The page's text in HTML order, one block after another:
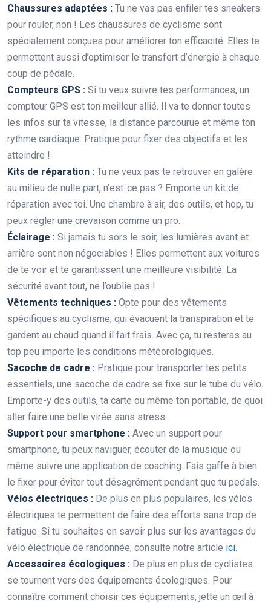
Chaussures adaptées : Tu ne vas pas enfiler tes sneakers
pour rouler, non ! Les chaussures de cyclisme sont
spécialement conçues pour améliorer ton efficacité. Elles te
permettent aussi d’optimiser le transfert d’énergie à chaque
coup de pédale.
Compteurs GPS : Si tu veux suivre tes performances, un
compteur GPS est ton meilleur allié. Il va te donner toutes
les infos sur ta vitesse, la distance parcourue et même ton
rythme cardiaque. Pratique pour fixer des objectifs et les
atteindre !
Kits de réparation : Tu ne veux pas te retrouver en galère
au milieu de nulle part, n’est-ce pas ? Emporte un kit de
réparation avec toi. Une chambre à air, des outils, et hop, tu
peux régler une crevaison comme un pro.
Éclairage : Si jamais tu sors le soir, les lumières avant et
arrière sont non négociables ! Elles permettent aux voitures
de te voir et te garantissent une meilleure visibilité. La
sécurité avant tout, ne l’oublie pas !
Vêtements techniques : Opte pour des vêtements
spécifiques au cyclisme, qui évacuent la transpiration et te
gardent au chaud quand il fait frais. Avec ça, tu resteras au
top peu importe les conditions météorologiques.
Sacoche de cadre : Pratique pour transporter tes petits
essentiels, une sacoche de cadre se fixe sur le tube du vélo.
Emporte-y des outils, ta carte ou même ton portable, de quoi
aller faire une belle virée sans stress.
Support pour smartphone : Avec un support pour
smartphone, tu peux naviguer, écouter de la musique ou
même suivre une application de coaching. Fais gaffe à bien
le fixer pour éviter tout désagrément pendant que tu pedals.
Vélos électriques : De plus en plus populaires, les vélos
électriques te permettent de faire des efforts sans trop de
fatigue. Si tu souhaites en savoir plus sur les avantages du
vélo électrique de randonnée, consulte notre article ici.
Accessoires écologiques : De plus en plus de cyclistes
se tournent vers des équipements écologiques. Pour
connaître comment choisir ces équipements, jette un œil à